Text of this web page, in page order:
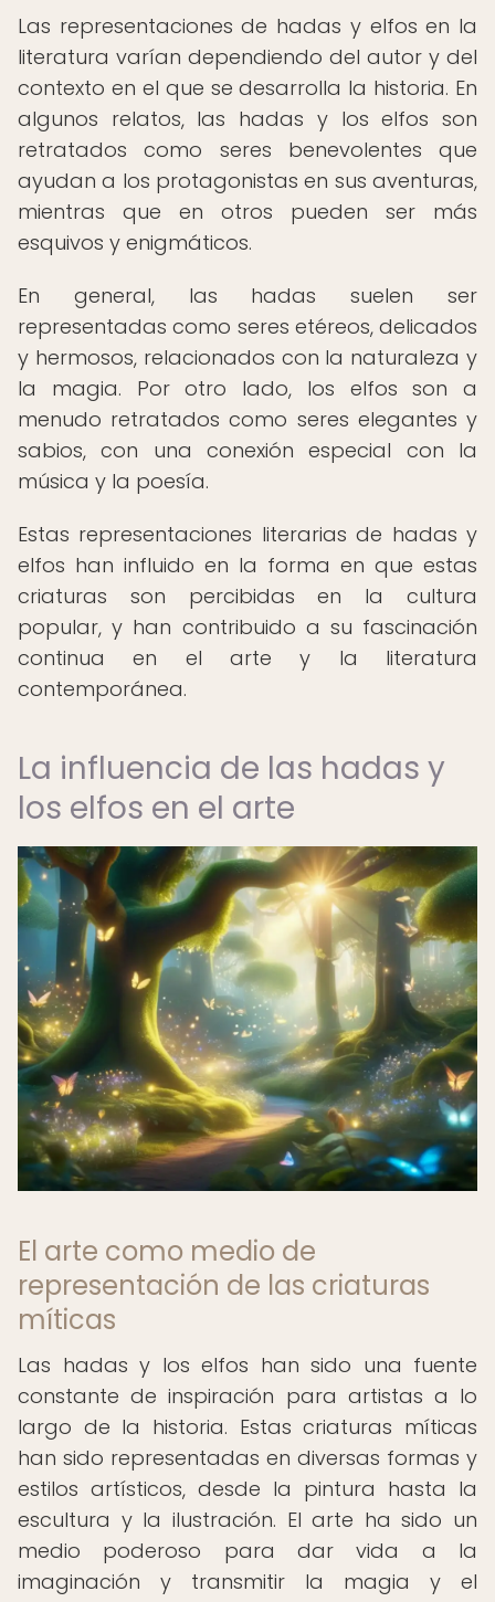
Las representaciones de hadas y elfos en la
literatura varían dependiendo del autor y del
contexto en el que se desarrolla la historia. En
algunos relatos, las hadas y los elfos son
retratados como seres benevolentes que
ayudan a los protagonistas en sus aventuras,
mientras que en otros pueden ser más
esquivos y enigmáticos.
En general, las hadas suelen ser
representadas como seres etéreos, delicados
y hermosos, relacionados con la naturaleza y
la magia. Por otro lado, los elfos son a
menudo retratados como seres elegantes y
sabios, con una conexión especial con la
música y la poesía.
Estas representaciones literarias de hadas y
elfos han influido en la forma en que estas
criaturas son percibidas en la cultura
popular, y han contribuido a su fascinación
continua en el arte y la literatura
contemporánea.
La influencia de las hadas y
los elfos en el arte
El arte como medio de
representación de las criaturas
míticas
Las hadas y los elfos han sido una fuente
constante de inspiración para artistas a lo
largo de la historia. Estas criaturas míticas
han sido representadas en diversas formas y
estilos artísticos, desde la pintura hasta la
escultura y la ilustración. El arte ha sido un
medio poderoso para dar vida a la
imaginación y transmitir la magia y el